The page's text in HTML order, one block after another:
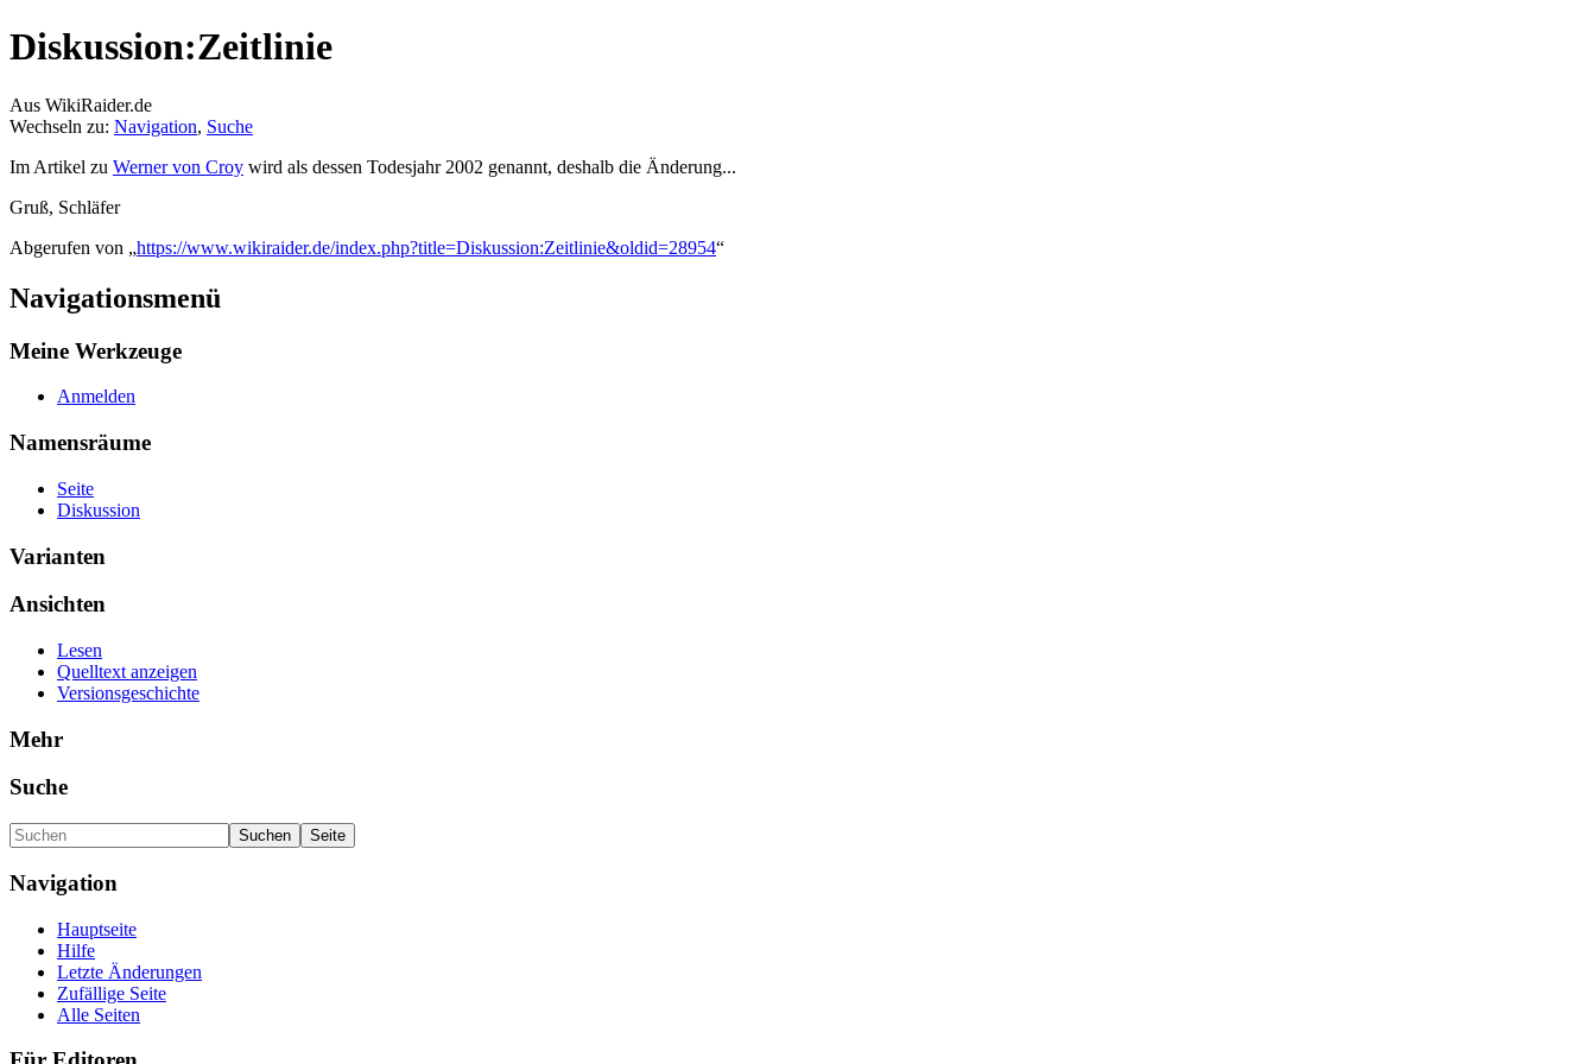
Diskussion:Zeitlinie
Aus WikiRaider.de
Wechseln zu: Navigation, Suche
Im Artikel zu Werner von Croy wird als dessen Todesjahr 2002 genannt, deshalb die Änderung...
Gruß, Schläfer
Abgerufen von „https://www.wikiraider.de/index.php?title=Diskussion:Zeitlinie&oldid=28954“
Navigationsmenü
Meine Werkzeuge
Anmelden
Namensräume
Seite
Diskussion
Varianten
Ansichten
Lesen
Quelltext anzeigen
Versionsgeschichte
Mehr
Suche
Navigation
Hauptseite
Hilfe
Letzte Änderungen
Zufällige Seite
Alle Seiten